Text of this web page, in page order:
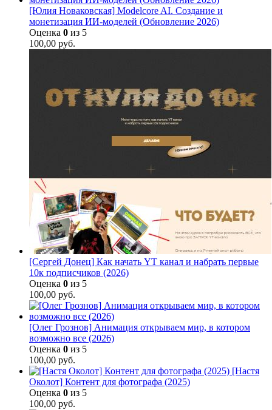
[Юлия Новаковская] Modelcore AI. Создание и
монетизация ИИ-моделей (Обновление 2026)
Оценка 0 из 5
100,00 руб.
[Сергей Донец] Как начать YT канал и набрать первые
10к подписчиков (2026)
Оценка 0 из 5
100,00 руб.
[Олег Грознов] Анимация открываем мир, в котором
возможно все (2026)
Оценка 0 из 5
100,00 руб.
[Настя
Околот] Контент для фотографа (2025)
Оценка 0 из 5
100,00 руб.